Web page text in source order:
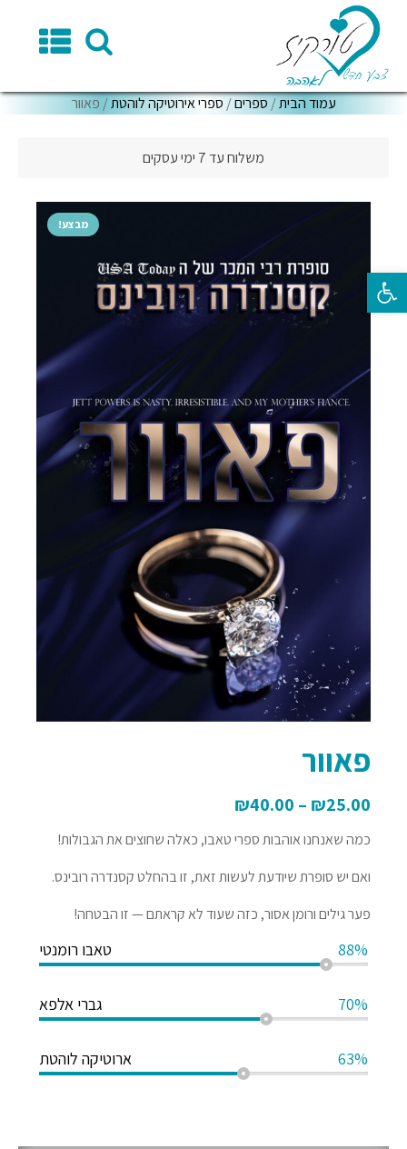
פתח סרגל נגישות
עמוד הבית/ ספרים/ ספרי אירוטיקה לוהטת/ פאוור
משלוח עד 7 ימי עסקים
מבצע!
פאוור
₪25.00
–
₪40.00
כמה שאנחנו אוהבות ספרי טאבו, כאלה שחוצים את הגבולות!
ואם יש סופרת שיודעת לעשות זאת, זו בהחלט קסנדרה רובינס.
פער גילים ורומן אסור, כזה שעוד לא קראתם — זו הבטחה!
טאבו רומנטי 88%
גברי אלפא 70%
ארוטיקה לוהטת 63%